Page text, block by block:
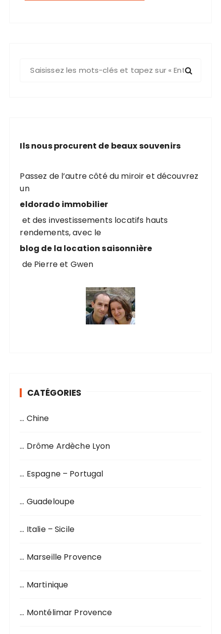
h
p
o
u
:
Ils nous procurent de beaux souvenirs
Passez de l’autre côté du miroir et découvrez
un
eldorado immobilier
et des investissements locatifs hauts
rendements, avec le
blog de la location saisonnière
de Pierre et Gwen
CATÉGORIES
… Chine
… Drôme Ardèche Lyon
… Espagne – Portugal
… Guadeloupe
… Italie – Sicile
… Marseille Provence
… Martinique
… Montélimar Provence